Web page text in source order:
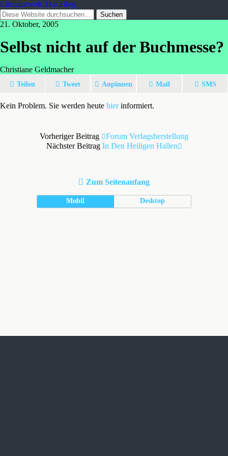
Literaturwelt. Das Blog.
21. Oktober, 2005
Selbst nicht auf der Buchmesse?
Christiane Geldmacher
Teilen Tweet Anpinnen Mail SMS
Kein Problem. Sie werden heute hierinformiert.
Vorheriger Beitrag
Forum Verlagsherstellung
Nächster Beitrag In Den Heiligen Hallen
Zum Seitenanfang
Mobil Desktop